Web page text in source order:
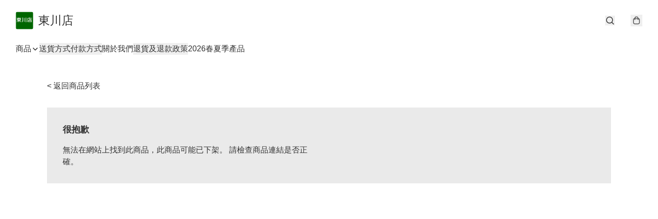
東川店
商品 送貨方式付款方式關於我們退貨及退款政策2026春夏季產品
< 返回商品列表
很抱歉
無法在網站上找到此商品，此商品可能已下架。 請檢查商品連結是否正
確。